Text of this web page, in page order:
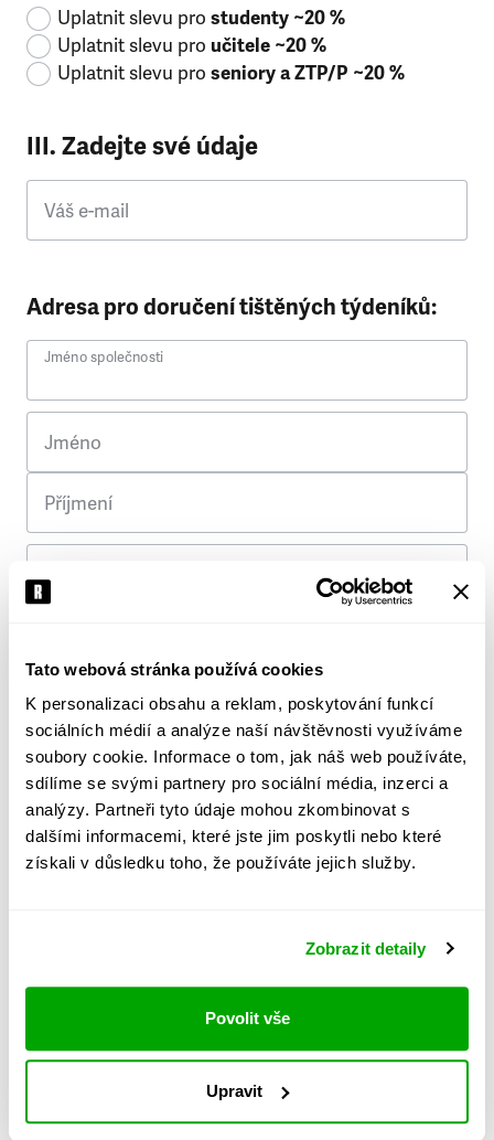
Tato webová stránka používá cookies
K personalizaci obsahu a reklam, poskytování funkcí
sociálních médií a analýze naší návštěvnosti využíváme
soubory cookie. Informace o tom, jak náš web používáte,
sdílíme se svými partnery pro sociální média, inzerci a
analýzy. Partneři tyto údaje mohou zkombinovat s
dalšími informacemi, které jste jim poskytli nebo které
získali v důsledku toho, že používáte jejich služby.
Zobrazit detaily
Povolit vše
Upravit
Uplatnit slevu pro studenty ~20 %
Uplatnit slevu pro učitele ~20 %
Uplatnit slevu pro seniory a ZTP/P ~20 %
III. Zadejte své údaje
Váš e-mail
Adresa pro doručení tištěných týdeníků:
Jméno společnosti
Jméno
Příjmení
Ulice
Město
PSČ
Stát
doručování týdeníku Respekt v tištěné verzi, na
první vydání ve vaší schránce se můžete těšit
příští, nejpozději přespříští týden (v závislosti na